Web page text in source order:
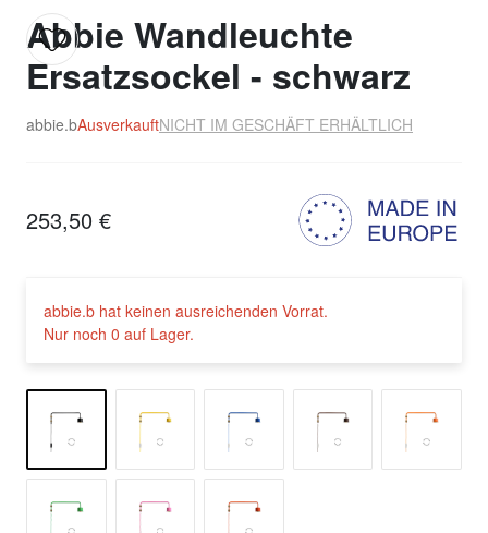
Abbie Wandleuchte
Ersatzsockel - schwarz
abbie.bAusverkauftNICHT IM GESCHÄFT ERHÄLTLICH
253,50 €
abbie.b hat keinen ausreichenden Vorrat.
Nur noch 0 auf Lager.